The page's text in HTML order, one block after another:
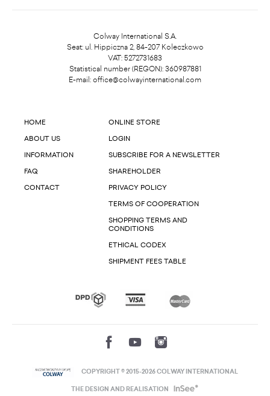
Colway International S.A.
Seat: ul. Hippiczna 2, 84-207 Koleczkowo
VAT: 5272731683
Statistical number (REGON): 360987881
E-mail: office@colwayinternational.com
HOME
ABOUT US
INFORMATION
FAQ
CONTACT
ONLINE STORE
LOGIN
SUBSCRIBE FOR A NEWSLETTER
SHAREHOLDER
PRIVACY POLICY
TERMS OF COOPERATION
SHOPPING TERMS AND
CONDITIONS
ETHICAL CODEX
SHIPMENT FEES TABLE
COPYRIGHT © 2015-2026 COLWAY INTERNATIONAL
THE DESIGN AND REALISATION